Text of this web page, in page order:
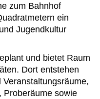
zum Bahnhof
ein
Jugendkultur
und bietet Raum
Dort entstehen
Proberäume sowie